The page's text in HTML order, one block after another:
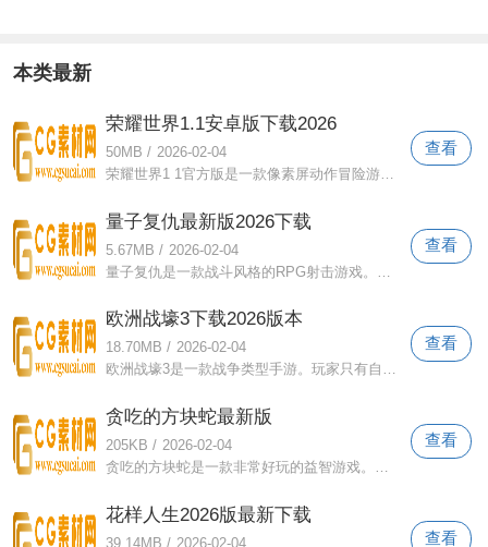
本类最新
荣耀世界1.1安卓版下载2026
50MB / 2026-02-04
荣耀世界1 1官方版是一款像素屏动作冒险游戏。这里有很多角色，每个人都有自己的特殊技能。你可以自由操控并完成各种战斗，在竞争中激发你
查看
量子复仇最新版2026下载
5.67MB / 2026-02-04
查看
欧洲战壕3下载2026版本
18.70MB / 2026-02-04
欧洲战壕3是一款战争类型手游。玩家只有自己的士兵，在自己的领地上建立一支强大的军队，保护自己的家园，消灭入侵的敌人。师生是否战死沙
查看
贪吃的方块蛇最新版
205KB / 2026-02-04
贪吃的方块蛇是一款非常好玩的益智游戏。玩家可以控制方块蛇移动到关卡中指定的位置来通过关卡。这里有很多关卡可供挑战。如果您有兴趣，请
查看
花样人生2026版最新下载
39.14MB / 2026-02-04 查看